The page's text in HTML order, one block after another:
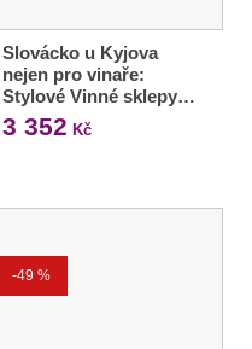
Slovácko u Kyjova
nejen pro vinaře:
Stylové Vinné sklepy…
3 352 Kč
-49 %